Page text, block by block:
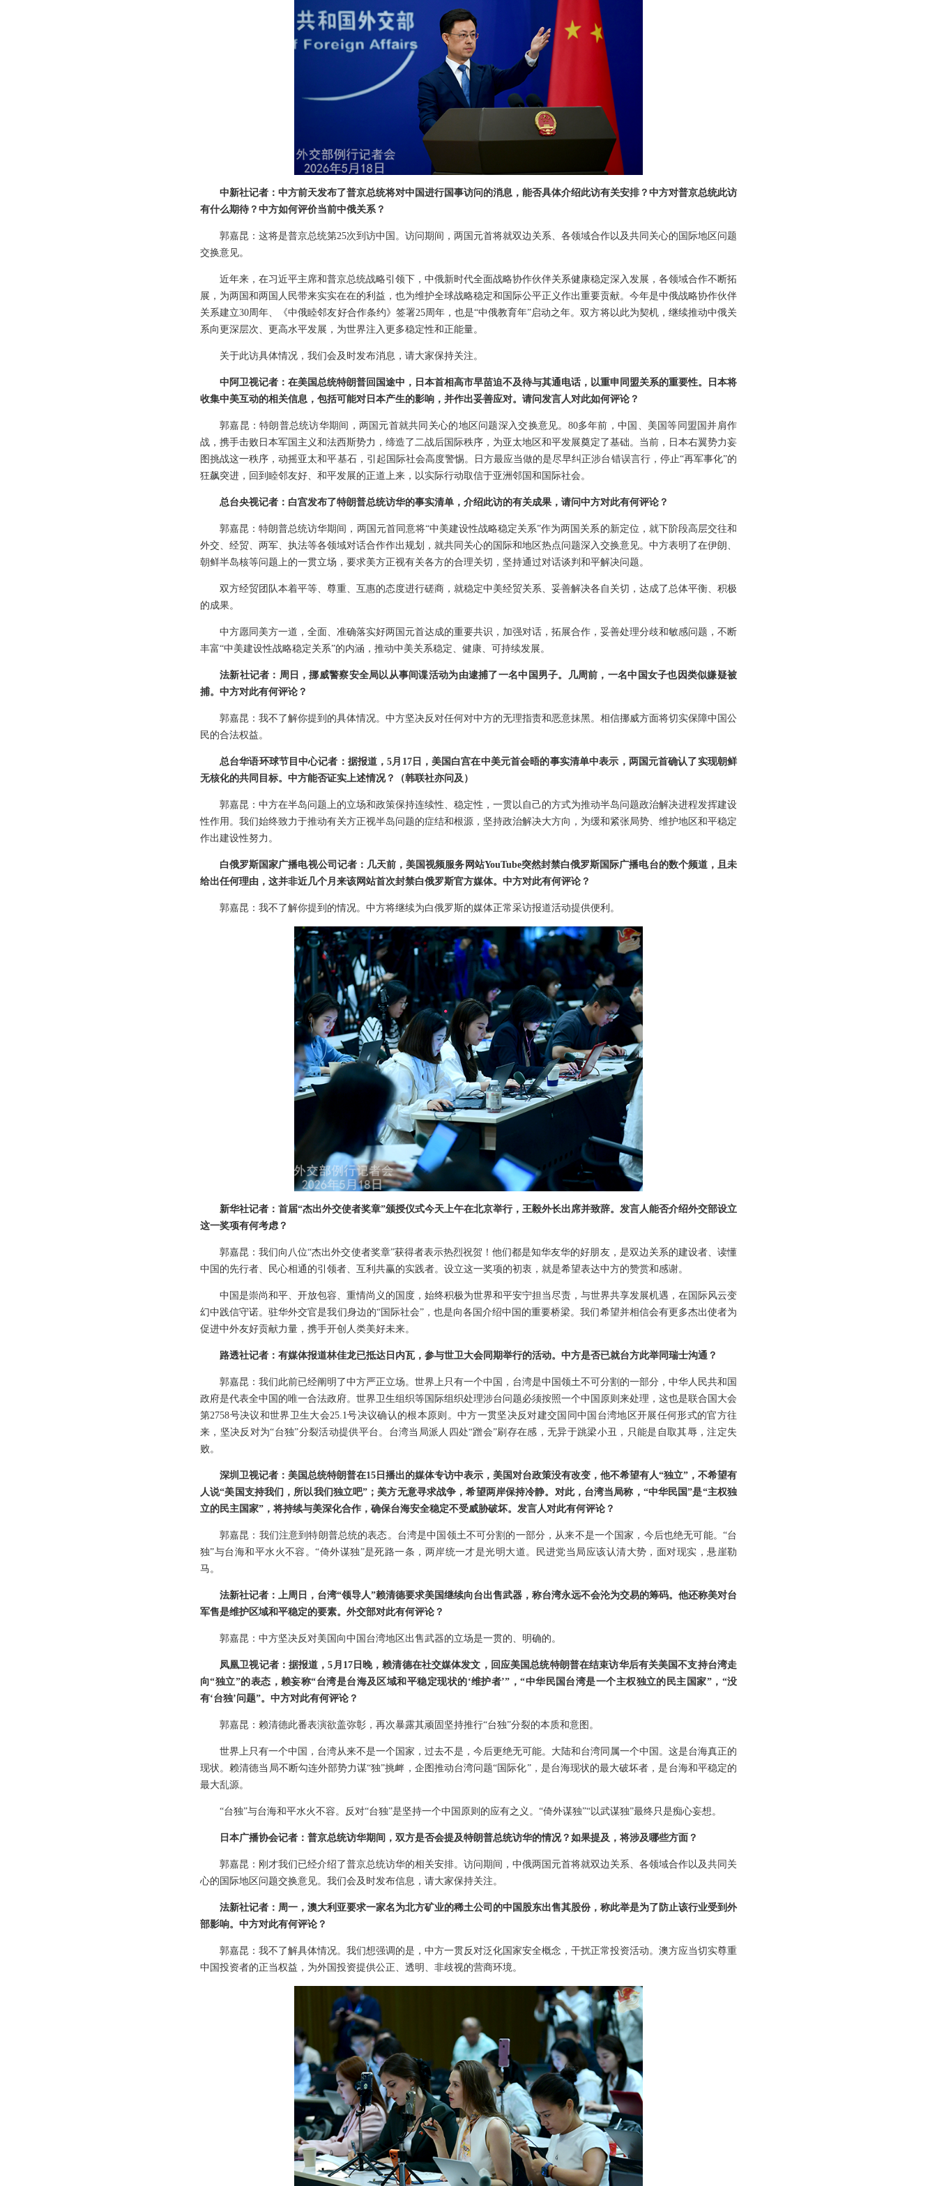
中新社记者：中方前天发布了普京总统将对中国进行国事访问的消息，能否具体介绍此访有关安排？中方对普京总统此访
有什么期待？中方如何评价当前中俄关系？
郭嘉昆：这将是普京总统第25次到访中国。访问期间，两国元首将就双边关系、各领域合作以及共同关心的国际地区问题
交换意见。
近年来，在习近平主席和普京总统战略引领下，中俄新时代全面战略协作伙伴关系健康稳定深入发展，各领域合作不断拓
展，为两国和两国人民带来实实在在的利益，也为维护全球战略稳定和国际公平正义作出重要贡献。今年是中俄战略协作伙伴
关系建立30周年、《中俄睦邻友好合作条约》签署25周年，也是“中俄教育年”启动之年。双方将以此为契机，继续推动中俄关
系向更深层次、更高水平发展，为世界注入更多稳定性和正能量。
关于此访具体情况，我们会及时发布消息，请大家保持关注。
中阿卫视记者：在美国总统特朗普回国途中，日本首相高市早苗迫不及待与其通电话，以重申同盟关系的重要性。日本将
收集中美互动的相关信息，包括可能对日本产生的影响，并作出妥善应对。请问发言人对此如何评论？
郭嘉昆：特朗普总统访华期间，两国元首就共同关心的地区问题深入交换意见。80多年前，中国、美国等同盟国并肩作
战，携手击败日本军国主义和法西斯势力，缔造了二战后国际秩序，为亚太地区和平发展奠定了基础。当前，日本右翼势力妄
图挑战这一秩序，动摇亚太和平基石，引起国际社会高度警惕。日方最应当做的是尽早纠正涉台错误言行，停止“再军事化”的
狂飙突进，回到睦邻友好、和平发展的正道上来，以实际行动取信于亚洲邻国和国际社会。
总台央视记者：白宫发布了特朗普总统访华的事实清单，介绍此访的有关成果，请问中方对此有何评论？
郭嘉昆：特朗普总统访华期间，两国元首同意将“中美建设性战略稳定关系”作为两国关系的新定位，就下阶段高层交往和
外交、经贸、两军、执法等各领域对话合作作出规划，就共同关心的国际和地区热点问题深入交换意见。中方表明了在伊朗、
朝鲜半岛核等问题上的一贯立场，要求美方正视有关各方的合理关切，坚持通过对话谈判和平解决问题。
双方经贸团队本着平等、尊重、互惠的态度进行磋商，就稳定中美经贸关系、妥善解决各自关切，达成了总体平衡、积极
的成果。
中方愿同美方一道，全面、准确落实好两国元首达成的重要共识，加强对话，拓展合作，妥善处理分歧和敏感问题，不断
丰富“中美建设性战略稳定关系”的内涵，推动中美关系稳定、健康、可持续发展。
法新社记者：周日，挪威警察安全局以从事间谍活动为由逮捕了一名中国男子。几周前，一名中国女子也因类似嫌疑被
捕。中方对此有何评论？
郭嘉昆：我不了解你提到的具体情况。中方坚决反对任何对中方的无理指责和恶意抹黑。相信挪威方面将切实保障中国公
民的合法权益。
总台华语环球节目中心记者：据报道，5月17日，美国白宫在中美元首会晤的事实清单中表示，两国元首确认了实现朝鲜
无核化的共同目标。中方能否证实上述情况？（韩联社亦问及）
郭嘉昆：中方在半岛问题上的立场和政策保持连续性、稳定性，一贯以自己的方式为推动半岛问题政治解决进程发挥建设
性作用。我们始终致力于推动有关方正视半岛问题的症结和根源，坚持政治解决大方向，为缓和紧张局势、维护地区和平稳定
作出建设性努力。
白俄罗斯国家广播电视公司记者：几天前，美国视频服务网站YouTube突然封禁白俄罗斯国际广播电台的数个频道，且未
给出任何理由，这并非近几个月来该网站首次封禁白俄罗斯官方媒体。中方对此有何评论？
郭嘉昆：我不了解你提到的情况。中方将继续为白俄罗斯的媒体正常采访报道活动提供便利。
新华社记者：首届“杰出外交使者奖章”颁授仪式今天上午在北京举行，王毅外长出席并致辞。发言人能否介绍外交部设立
这一奖项有何考虑？
郭嘉昆：我们向八位“杰出外交使者奖章”获得者表示热烈祝贺！他们都是知华友华的好朋友，是双边关系的建设者、读懂
中国的先行者、民心相通的引领者、互利共赢的实践者。设立这一奖项的初衷，就是希望表达中方的赞赏和感谢。
中国是崇尚和平、开放包容、重情尚义的国度，始终积极为世界和平安宁担当尽责，与世界共享发展机遇，在国际风云变
幻中践信守诺。驻华外交官是我们身边的“国际社会”，也是向各国介绍中国的重要桥梁。我们希望并相信会有更多杰出使者为
促进中外友好贡献力量，携手开创人类美好未来。
路透社记者：有媒体报道林佳龙已抵达日内瓦，参与世卫大会同期举行的活动。中方是否已就台方此举同瑞士沟通？
郭嘉昆：我们此前已经阐明了中方严正立场。世界上只有一个中国，台湾是中国领土不可分割的一部分，中华人民共和国
政府是代表全中国的唯一合法政府。世界卫生组织等国际组织处理涉台问题必须按照一个中国原则来处理，这也是联合国大会
第2758号决议和世界卫生大会25.1号决议确认的根本原则。中方一贯坚决反对建交国同中国台湾地区开展任何形式的官方往
来，坚决反对为“台独”分裂活动提供平台。台湾当局派人四处“蹭会”刷存在感，无异于跳梁小丑，只能是自取其辱，注定失
败。
深圳卫视记者：美国总统特朗普在15日播出的媒体专访中表示，美国对台政策没有改变，他不希望有人“独立”，不希望有
人说“美国支持我们，所以我们独立吧”；美方无意寻求战争，希望两岸保持冷静。对此，台湾当局称，“中华民国”是“主权独
立的民主国家”，将持续与美深化合作，确保台海安全稳定不受威胁破坏。发言人对此有何评论？
郭嘉昆：我们注意到特朗普总统的表态。台湾是中国领土不可分割的一部分，从来不是一个国家，今后也绝无可能。“台
独”与台海和平水火不容。“倚外谋独”是死路一条，两岸统一才是光明大道。民进党当局应该认清大势，面对现实，悬崖勒
马。
法新社记者：上周日，台湾“领导人”赖清德要求美国继续向台出售武器，称台湾永远不会沦为交易的筹码。他还称美对台
军售是维护区域和平稳定的要素。外交部对此有何评论？
郭嘉昆：中方坚决反对美国向中国台湾地区出售武器的立场是一贯的、明确的。
凤凰卫视记者：据报道，5月17日晚，赖清德在社交媒体发文，回应美国总统特朗普在结束访华后有关美国不支持台湾走
向“独立”的表态，赖妄称“台湾是台海及区域和平稳定现状的‘维护者’”，“中华民国台湾是一个主权独立的民主国家”，“没
有‘台独’问题”。中方对此有何评论？
郭嘉昆：赖清德此番表演欲盖弥彰，再次暴露其顽固坚持推行“台独”分裂的本质和意图。
世界上只有一个中国，台湾从来不是一个国家，过去不是，今后更绝无可能。大陆和台湾同属一个中国。这是台海真正的
现状。赖清德当局不断勾连外部势力谋“独”挑衅，企图推动台湾问题“国际化”，是台海现状的最大破坏者，是台海和平稳定的
最大乱源。
“台独”与台海和平水火不容。反对“台独”是坚持一个中国原则的应有之义。“倚外谋独”“以武谋独”最终只是痴心妄想。
日本广播协会记者：普京总统访华期间，双方是否会提及特朗普总统访华的情况？如果提及，将涉及哪些方面？
郭嘉昆：刚才我们已经介绍了普京总统访华的相关安排。访问期间，中俄两国元首将就双边关系、各领域合作以及共同关
心的国际地区问题交换意见。我们会及时发布信息，请大家保持关注。
法新社记者：周一，澳大利亚要求一家名为北方矿业的稀土公司的中国股东出售其股份，称此举是为了防止该行业受到外
部影响。中方对此有何评论？
郭嘉昆：我不了解具体情况。我们想强调的是，中方一贯反对泛化国家安全概念，干扰正常投资活动。澳方应当切实尊重
中国投资者的正当权益，为外国投资提供公正、透明、非歧视的营商环境。